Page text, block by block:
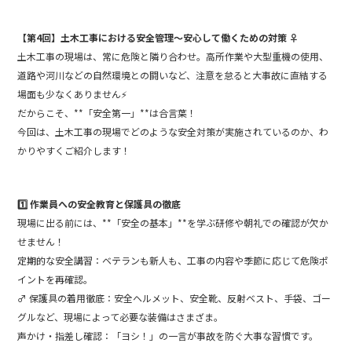
b
o
o
k
【第4回】土木工事における安全管理～安心して働くための対策 ‍♀️
土木工事の現場は、常に危険と隣り合わせ。高所作業や大型重機の使用、
道路や河川などの自然環境との闘いなど、注意を怠ると大事故に直結する
場面も少なくありません⚡
だからこそ、**「安全第一」**は合言葉！
今回は、土木工事の現場でどのような安全対策が実施されているのか、わ
かりやすくご紹介します！
1️⃣ 作業員への安全教育と保護具の徹底 ‍
現場に出る前には、**「安全の基本」**を学ぶ研修や朝礼での確認が欠か
せません！
定期的な安全講習：ベテランも新人も、工事の内容や季節に応じて危険ポ
イントを再確認。
‍♂️ 保護具の着用徹底：安全ヘルメット、安全靴、反射ベスト、手袋、ゴー
グルなど、現場によって必要な装備はさまざま。
声かけ・指差し確認：「ヨシ！」の一言が事故を防ぐ大事な習慣です。